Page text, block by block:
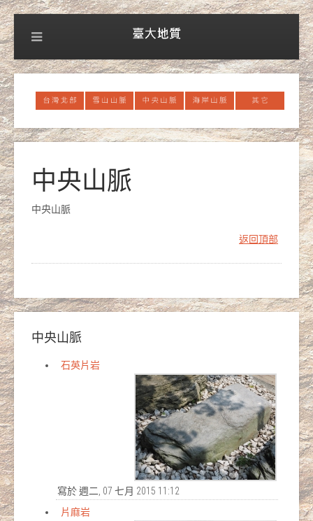
中央山脈
中央山脈
返回頂部
中央山脈
石英片岩
寫於 週二, 07 七月 2015 11:12
片麻岩